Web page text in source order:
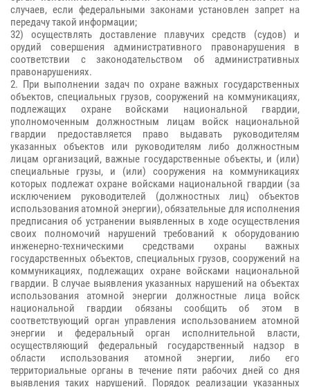
случаев, если федеральными законами установлен запрет на
передачу такой информации;
32) осуществлять доставление плавучих средств (судов) и
орудий совершения административного правонарушения в
соответствии с законодательством об административных
правонарушениях.
2. При выполнении задач по охране важных государственных
объектов, специальных грузов, сооружений на коммуникациях,
подлежащих охране войсками национальной гвардии,
уполномоченным должностным лицам войск национальной
гвардии предоставляется право выдавать руководителям
указанных объектов или руководителям либо должностным
лицам организаций, важные государственные объекты, и (или)
специальные грузы, и (или) сооружения на коммуникациях
которых подлежат охране войсками национальной гвардии (за
исключением руководителей (должностных лиц) объектов
использования атомной энергии), обязательные для исполнения
предписания об устранении выявленных в ходе осуществления
своих полномочий нарушений требований к оборудованию
инженерно-техническими средствами охраны важных
государственных объектов, специальных грузов, сооружений на
коммуникациях, подлежащих охране войсками национальной
гвардии. В случае выявления указанных нарушений на объектах
использования атомной энергии должностные лица войск
национальной гвардии обязаны сообщить об этом в
соответствующий орган управления использованием атомной
энергии и федеральный орган исполнительной власти,
осуществляющий федеральный государственный надзор в
области использования атомной энергии, либо его
территориальные органы в течение пяти рабочих дней со дня
выявления таких нарушений. Порядок реализации указанных